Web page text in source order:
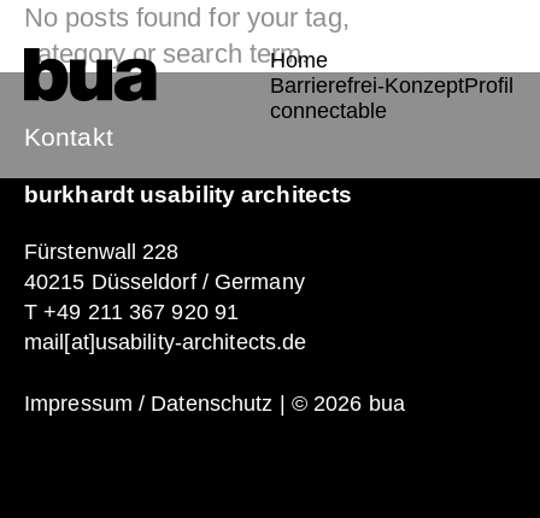
Home
Barrierefrei-KonzeptProfil
connectable
No posts found for your tag,
category or search term.
Kontakt
burkhardt usability architects
Fürstenwall 228
40215 Düsseldorf / Germany
T+49 211 367 920 91
mail[at]usability-architects.de
Impressum / Datenschutz | © 2026 bua